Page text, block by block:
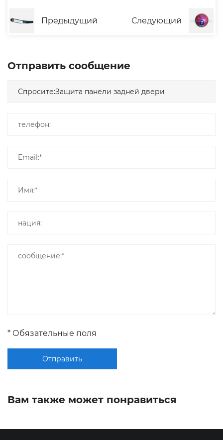
Предыдущий Следующий
Отправить сообщение
* Обязательные поля
Отправить
Вам также может понравиться